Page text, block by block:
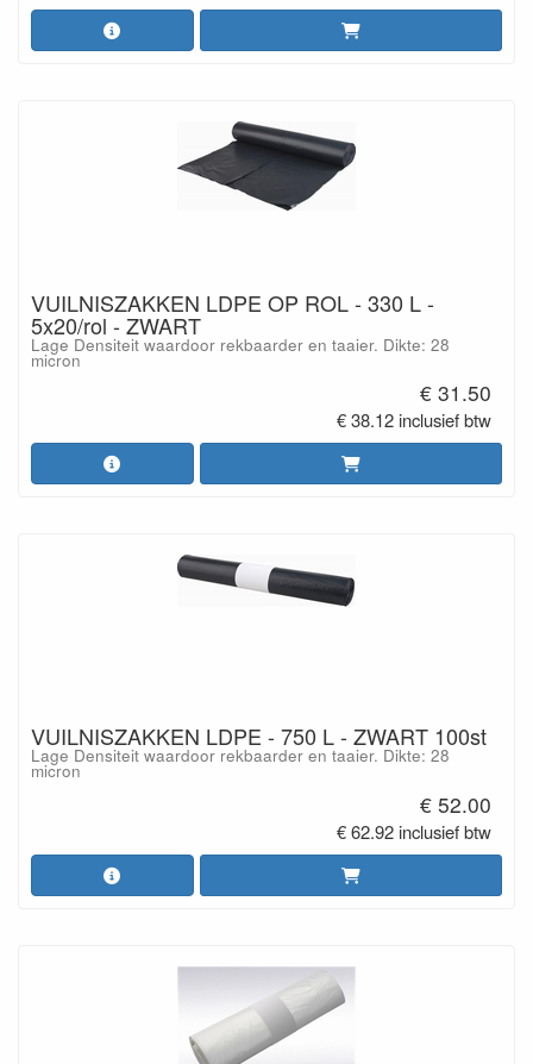
VUILNISZAKKEN LDPE OP ROL - 330 L -
5x20/rol - ZWART
Lage Densiteit waardoor rekbaarder en taaier. Dikte: 28
micron
€ 31.50
€ 38.12 inclusief btw
VUILNISZAKKEN LDPE - 750 L - ZWART 100st
Lage Densiteit waardoor rekbaarder en taaier. Dikte: 28
micron
€ 52.00
€ 62.92 inclusief btw